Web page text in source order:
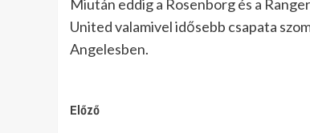
Miután eddig a Rosenborg és a
United valamivel idősebb csapata
Angelesben.
Continue
Előző